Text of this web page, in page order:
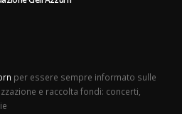
del Duomo: apertura serale